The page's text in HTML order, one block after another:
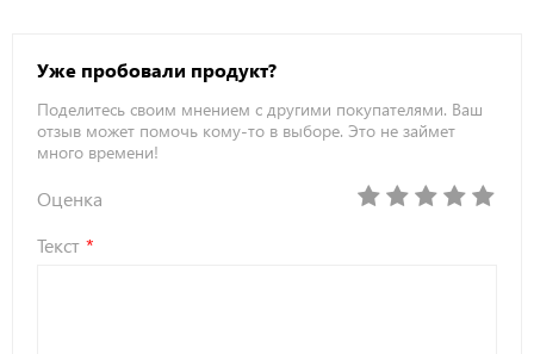
Уже пробовали продукт?
Поделитесь своим мнением с другими покупателями. Ваш
отзыв может помочь кому-то в выборе. Это не займет
много времени!
Оценка
Текст